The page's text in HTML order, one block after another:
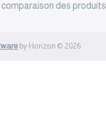
comparaison des produits
by Horizon © 2026